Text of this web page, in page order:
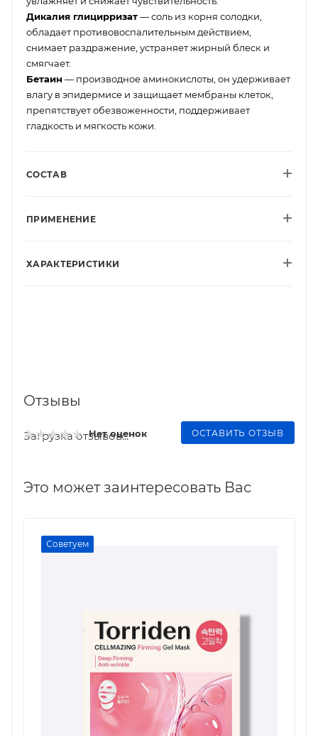
Дикалия глицирризат— соль из корня солодки,
обладает противовоспалительным действием,
снимает раздражение, устраняет жирный блеск и
смягчает.
Бетаин — производное аминокислоты, он удерживает
влагу в эпидермисе и защищает мембраны клеток,
препятствует обезвоженности, поддерживает
гладкость и мягкость кожи.
СОСТАВ
ПРИМЕНЕНИЕ
ХАРАКТЕРИСТИКИ
Отзывы
Нет оценок ОСТАВИТЬ ОТЗЫВ
Загрузка отзывов...
Это может заинтересовать Вас
Советуем